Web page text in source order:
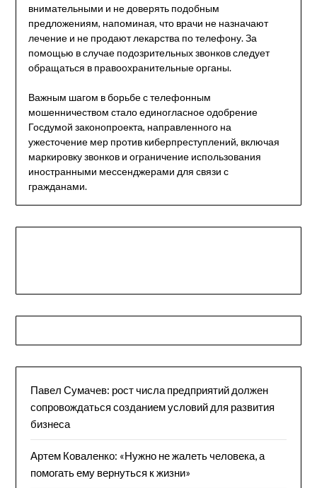
внимательными и не доверять подобным
предложениям, напоминая, что врачи не назначают
лечение и не продают лекарства по телефону. За
помощью в случае подозрительных звонков следует
обращаться в правоохранительные органы.
Важным шагом в борьбе с телефонным
мошенничеством стало единогласное одобрение
Госдумой законопроекта, направленного на
ужесточение мер против киберпреступлений, включая
маркировку звонков и ограничение использования
иностранными мессенджерами для связи с
гражданами.
Павел Сумачев: рост числа предприятий должен
сопровождаться созданием условий для развития
бизнеса
Артем Коваленко: «Нужно не жалеть человека, а
помогать ему вернуться к жизни»